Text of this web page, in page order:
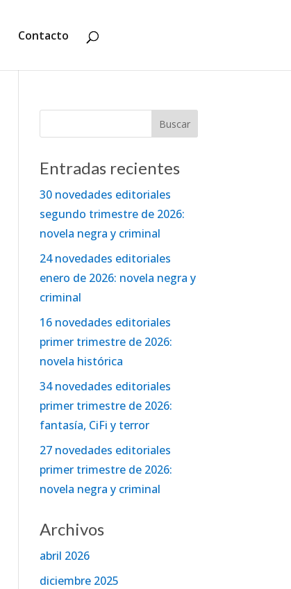
Contacto
Entradas recientes
30 novedades editoriales
segundo trimestre de 2026:
novela negra y criminal
24 novedades editoriales
enero de 2026: novela negra y
criminal
16 novedades editoriales
primer trimestre de 2026:
novela histórica
34 novedades editoriales
primer trimestre de 2026:
fantasía, CiFi y terror
27 novedades editoriales
primer trimestre de 2026:
novela negra y criminal
Archivos
abril 2026
diciembre 2025